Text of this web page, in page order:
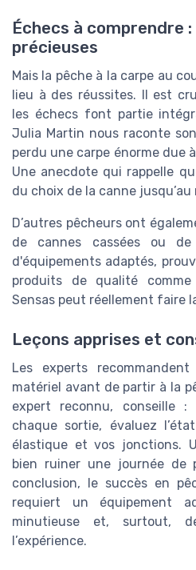
Échecs à comprendre
précieuses
Mais la pêche à la carpe au
lieu à des réussites. Il est
les échecs font partie
Julia Martin nous raconte
perdu une carpe énorme due
Une anecdote qui rappelle
du choix de la canne
D’autres pêcheurs ont
de cannes cassées ou
d'équipements adaptés,
produits de qualité
Sensas peut réellement faire
Leçons apprises et
Les experts
matériel avant de partir à la
expert reconnu, conseille :
chaque sortie, évaluez
élastique et vos jonctions.
bien ruiner une journée de
conclusion, le succès en
requiert un équipement
minutieuse et, surtout,
l’expérience.